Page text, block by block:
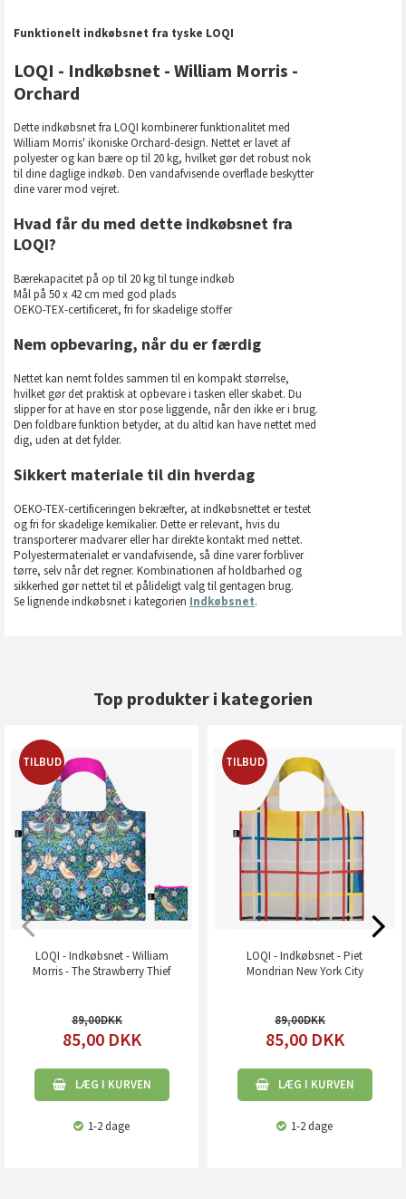
Funktionelt indkøbsnet fra tyske LOQI
LOQI - Indkøbsnet - William Morris -
Orchard
Dette indkøbsnet fra LOQI kombinerer funktionalitet med
William Morris' ikoniske Orchard-design. Nettet er lavet af
polyester og kan bære op til 20 kg, hvilket gør det robust nok
til dine daglige indkøb. Den vandafvisende overflade beskytter
dine varer mod vejret.
Hvad får du med dette indkøbsnet fra
LOQI?
Bærekapacitet på op til 20 kg til tunge indkøb
Mål på 50 x 42 cm med god plads
OEKO-TEX-certificeret, fri for skadelige stoffer
Nem opbevaring, når du er færdig
Nettet kan nemt foldes sammen til en kompakt størrelse,
hvilket gør det praktisk at opbevare i tasken eller skabet. Du
slipper for at have en stor pose liggende, når den ikke er i brug.
Den foldbare funktion betyder, at du altid kan have nettet med
dig, uden at det fylder.
Sikkert materiale til din hverdag
OEKO-TEX-certificeringen bekræfter, at indkøbsnettet er testet
og fri for skadelige kemikalier. Dette er relevant, hvis du
transporterer madvarer eller har direkte kontakt med nettet.
Polyestermaterialet er vandafvisende, så dine varer forbliver
tørre, selv når det regner. Kombinationen af holdbarhed og
sikkerhed gør nettet til et pålideligt valg til gentagen brug.
Se lignende indkøbsnet i kategorien Indkøbsnet.
Top produkter i kategorien
TILBUD
LOQI - Indkøbsnet - William
Morris - The Strawberry Thief
89,00
85,00 DKK
LÆG I KURVEN
1-2 dage
TILBUD
LOQI - Indkøbsnet - Piet
Mondrian New York City
89,00
85,00 DKK
LÆG I KURVEN
1-2 dage